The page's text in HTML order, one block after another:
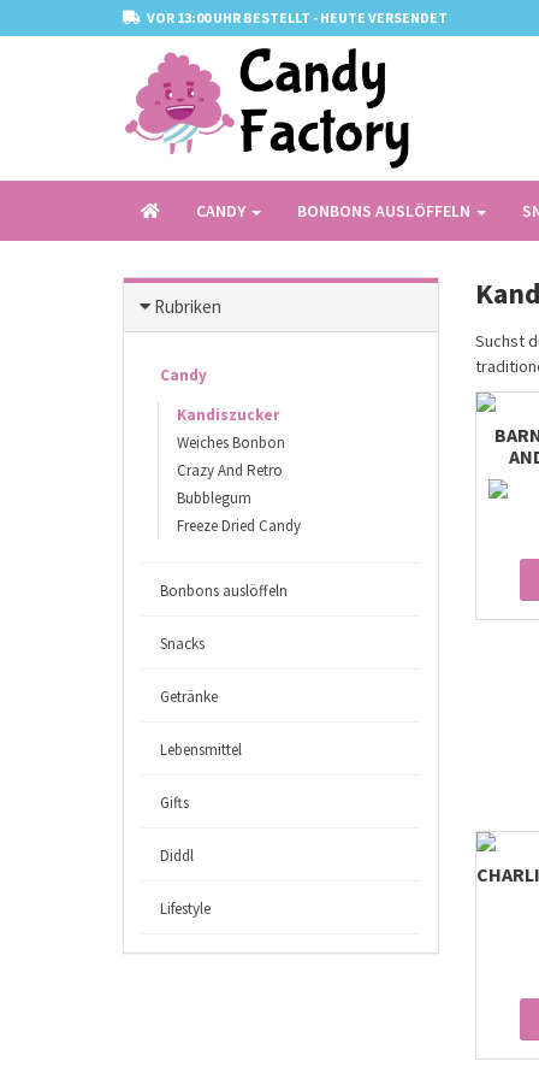
VOR 13:00 UHR BESTELLT - HEUTE VERSENDET
CANDY BONBONS AUSLÖFFELN
Rubriken
Candy
Kandiszucker
Weiches Bonbon
Crazy And Retro
Bubblegum
Freeze Dried Candy
Bonbons auslöffeln
Snacks
Getränke
Lebensmittel
Gifts
Diddl
Lifestyle
Suchst